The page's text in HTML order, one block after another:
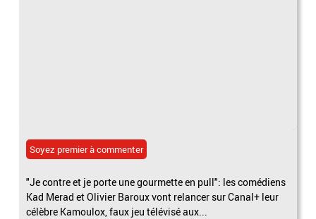
Soyez premier à commenter
"Je contre et je porte une gourmette en pull": les comédiens
Kad Merad et Olivier Baroux vont relancer sur Canal+ leur
célèbre Kamoulox, faux jeu télévisé aux...